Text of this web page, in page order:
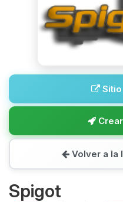
Sitio
Volver a la
Spigot